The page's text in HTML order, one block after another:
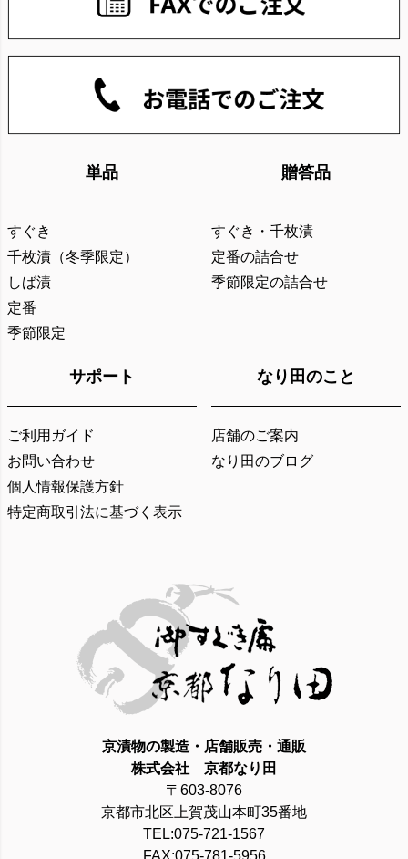
単品
すぐき
千枚漬（冬季限定）
しば漬
定番
季節限定
贈答品
すぐき・千枚漬
定番の詰合せ
季節限定の詰合せ
サポート
ご利用ガイド
お問い合わせ
個人情報保護方針
特定商取引法に基づく表示
なり田のこと
店舗のご案内
なり田のブログ
京漬物の製造・店舗販売・通販
株式会社 京都なり田
〒603-8076
京都市北区上賀茂山本町35番地
TEL:075-721-1567